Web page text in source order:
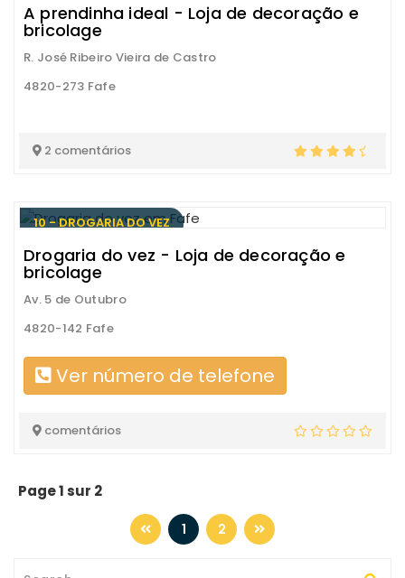
A prendinha ideal - Loja de decoração e
bricolage
R. José Ribeiro Vieira de Castro
4820-273 Fafe
2 comentários
10 - DROGARIA DO VEZ
Drogaria do vez - Loja de decoração e
bricolage
Av. 5 de Outubro
4820-142 Fafe
Ver número de telefone
comentários
Page 1 sur 2
1 2